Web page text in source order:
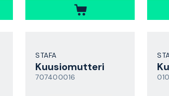
STAFA
Kuusiomutteri
707400016